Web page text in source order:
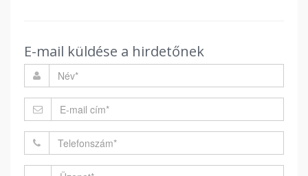
E-mail küldése a hirdetőnek